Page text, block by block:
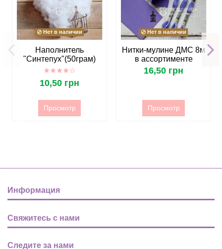
Нет в наличии
Наполнитель
"Синтепух"(50грам)
10,50 грн
Просмотр
Нет в наличии
Нитки-мулине ДМС 8м
в ассортименте
16,50 грн
Просмотр
Информация
Свяжитесь с нами
Следите за нами